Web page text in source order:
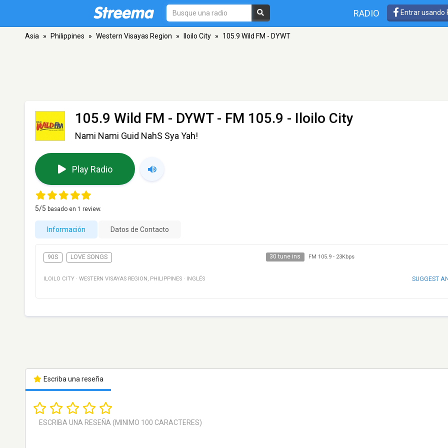
RADIO Entrar usando
Asia » Philippines » Western Visayas Region » Iloilo City » 105.9 Wild FM - DYWT
105.9 Wild FM - DYWT- FM 105.9 - Iloilo City
Nami Nami Guid NahS Sya Yah!
Play Radio
5/5 basado en 1 review.
Información Datos de Contacto
90S LOVE SONGS 30 tune ins FM 105.9- 23Kbps
ILOILO CITY · WESTERN VISAYAS REGION , PHILIPPINES · INGLÉS SUGGEST
Escriba una reseña